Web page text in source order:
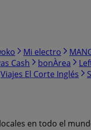
Mi electro
Cash bonÀrea
Viajes El Corte Inglés
en todo el